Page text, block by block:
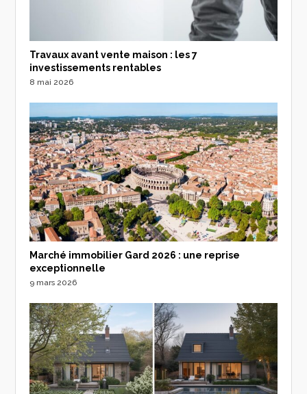
Travaux avant vente maison : les 7
investissements rentables
8 mai 2026
Marché immobilier Gard 2026 : une reprise
exceptionnelle
9 mars 2026